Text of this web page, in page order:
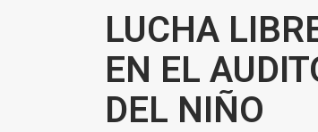
LUCHA
EN EL
DEL NIÑO